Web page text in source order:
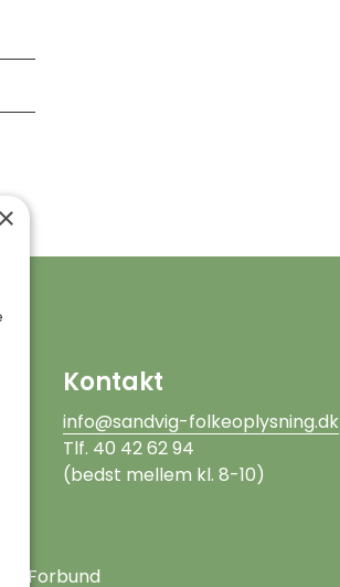
Kontakt
info@sandvig-folkeoplysning.dk
Tlf. 40 42 62 94
(bedst mellem kl. 8-10)
Forbund
×